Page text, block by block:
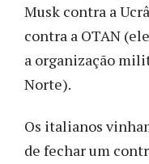
Musk contra a
contra a OTAN
a organização
Norte).
Os italianos
de fechar um